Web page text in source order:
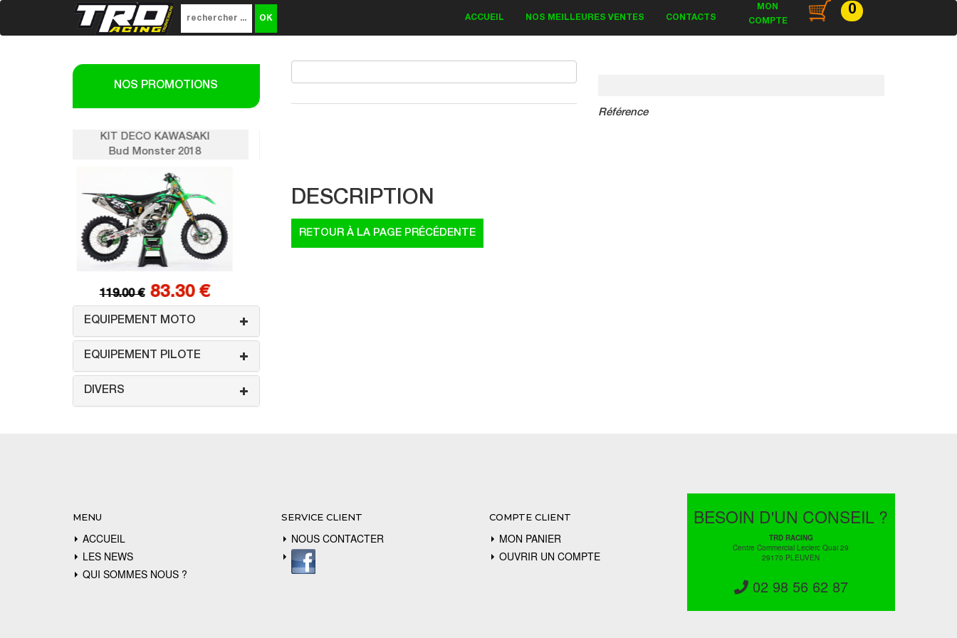
ACCUEIL NOS MEILLEURES VENTES CONTACTS
MON
COMPTE
0
NOS PROMOTIONS
KIT DECO KAWASAKI
Bud Monster 2018
119.00 €83.30 €
EQUIPEMENT MOTO
EQUIPEMENT PILOTE
DIVERS
Référence
DESCRIPTION
MENU
ACCUEIL
LES NEWS
QUI SOMMES NOUS ?
SERVICE CLIENT
NOUS CONTACTER
COMPTE CLIENT
MON PANIER
OUVRIR UN COMPTE
BESOIN D'UN CONSEIL ?
TRD RACING
Centre Commercial Leclerc Quai 29
29170 PLEUVEN
02 98 56 62 87